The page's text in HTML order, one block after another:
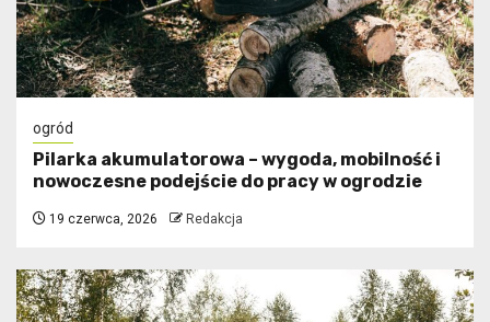
ogród
Pilarka akumulatorowa – wygoda, mobilność i
nowoczesne podejście do pracy w ogrodzie
19 czerwca, 2026 Redakcja